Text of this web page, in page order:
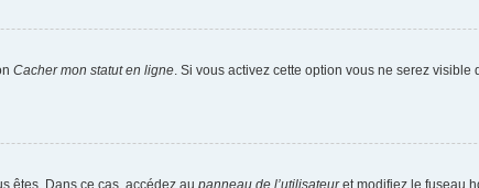
Cacher mon statut en ligne. Si vous activez cette option vous ne serez
êtes. Dans ce cas, accédez au panneau de l’utilisateuret modifiez le fuseau